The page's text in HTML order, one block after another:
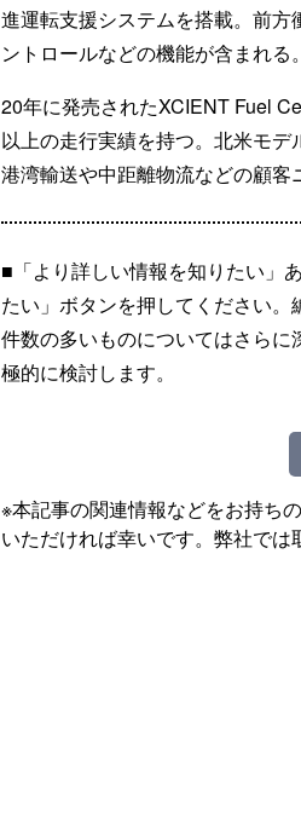
進運転支援システムを搭載。前
ントロールなどの機能が含まれる。
20年に発売されたXCIENT Fuel
以上の走行実績を持つ。北米モデ
港湾輸送や中距離物流などの顧客
■「より詳しい情報を知りたい」
たい」ボタンを押してください。
件数の多いものについてはさら
極的に検討します。
※本記事の関連情報などをお持ち
いただければ幸いです。弊社では